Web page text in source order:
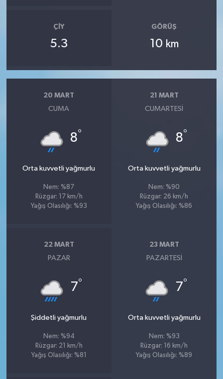
ÇIY
5.3
GÖRÜŞ
10 km
20 MART
CUMA
8°
Orta kuvvetli yağmurlu
Nem: %87
Rüzgar: 17 km/h
Yağış Olasılığı: %93
21 MART
CUMARTESI
8°
Orta kuvvetli yağmurlu
Nem: %90
Rüzgar: 26 km/h
Yağış Olasılığı: %86
22 MART
PAZAR
7°
Şiddetli yağmurlu
Nem: %94
Rüzgar: 21 km/h
Yağış Olasılığı: %81
23 MART
PAZARTESI
7°
Orta kuvvetli yağmurlu
Nem: %93
Rüzgar: 16 km/h
Yağış Olasılığı: %89